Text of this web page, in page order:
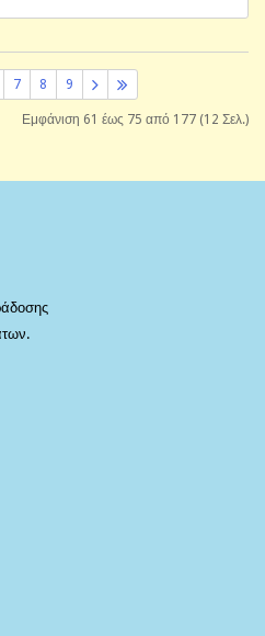
7 8 9
Εμφάνιση 61 έως 75 από 177 (12 Σελ.)